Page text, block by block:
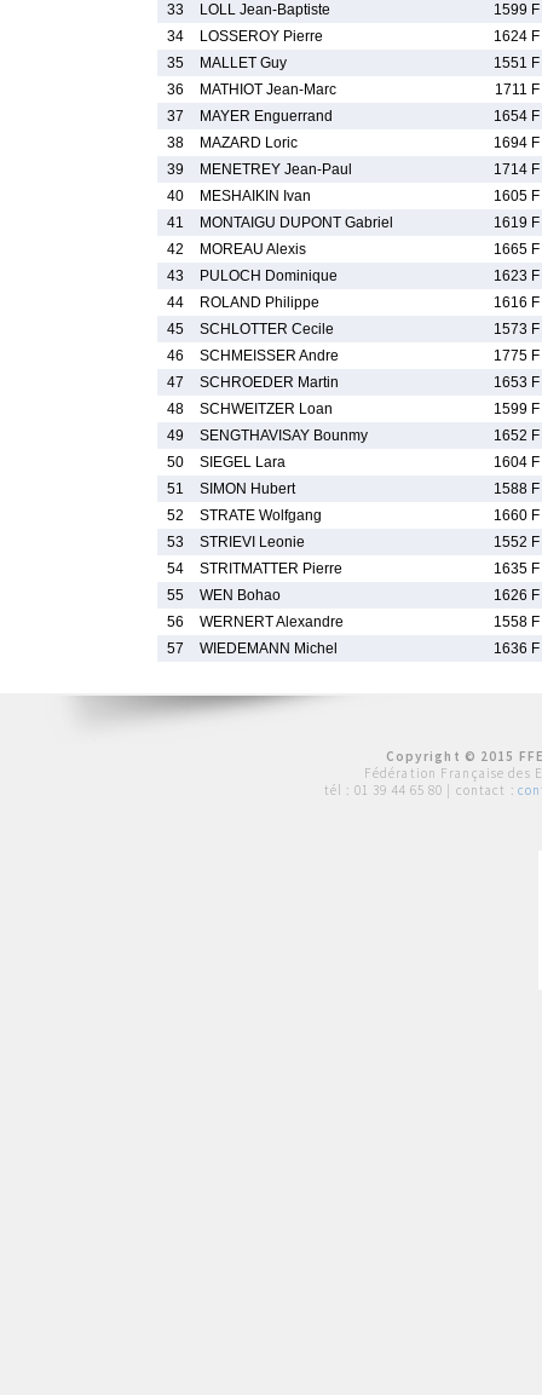
33
LOLL Jean-Baptiste
1599 F
34
LOSSEROY Pierre
1624 F
35
MALLET Guy
1551 F
36
MATHIOT Jean-Marc
1711 F
37
MAYER Enguerrand
1654 F
38
MAZARD Loric
1694 F
39
MENETREY Jean-Paul
1714 F
40
MESHAIKIN Ivan
1605 F
41
MONTAIGU DUPONT Gabriel
1619 F
42
MOREAU Alexis
1665 F
43
PULOCH Dominique
1623 F
44
ROLAND Philippe
1616 F
45
SCHLOTTER Cecile
1573 F
46
SCHMEISSER Andre
1775 F
47
SCHROEDER Martin
1653 F
48
SCHWEITZER Loan
1599 F
49
SENGTHAVISAY Bounmy
1652 F
50
SIEGEL Lara
1604 F
51
SIMON Hubert
1588 F
52
STRATE Wolfgang
1660 F
53
STRIEVI Leonie
1552 F
54
STRITMATTER Pierre
1635 F
55
WEN Bohao
1626 F
56
WERNERT Alexandre
1558 F
57
WIEDEMANN Michel 1636 F
Copyright © 2015
Fédération Française des
tél : 01 39 44 65 80 | contact :